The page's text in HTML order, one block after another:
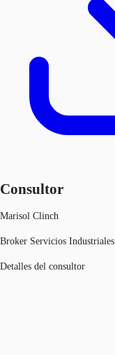
Consultor
Marisol Clinch
Broker Servicios Industriales
Detalles del consultor